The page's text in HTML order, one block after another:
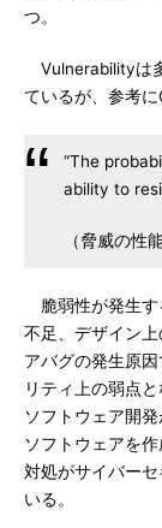
つ。
Vulnerabilityは
ているが、参考
“The
ability to
（脅威の性
脆弱性が発生す
不足、デザイン
アバグの発生原
リティ上の弱点
ソフトウェア開
ソフトウェアを
対処がサイバー
いる。